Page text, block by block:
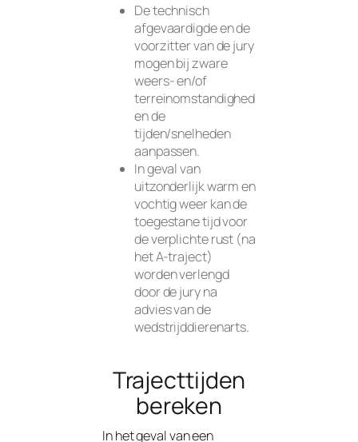
De technisch
afgevaardigde en de
voorzitter van de jury
mogen bij zware
weers- en/of
terreinomstandighed
en de
tijden/snelheden
aanpassen.
In geval van
uitzonderlijk warm en
vochtig weer kan de
toegestane tijd voor
de verplichte rust (na
het A-traject)
worden verlengd
door de jury na
advies van de
wedstrijddierenarts.
Trajecttijden
bereken
In het geval van een